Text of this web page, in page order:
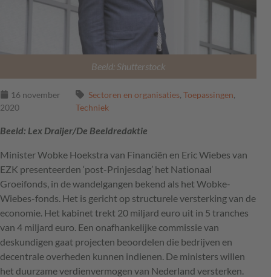
Beeld: Shutterstock
16 november
2020
Sectoren en organisaties,Toepassingen,
Techniek
Beeld: Lex Draijer/De Beeldredaktie
Minister Wobke Hoekstra van Financiën en Eric Wiebes van
EZK presenteerden ‘post-Prinjesdag’ het Nationaal
Groeifonds, in de wandelgangen bekend als het Wobke-
Wiebes-fonds. Het is gericht op structurele versterking van de
economie. Het kabinet trekt 20 miljard euro uit in 5 tranches
van 4 miljard euro. Een onafhankelijke commissie van
deskundigen gaat projecten beoordelen die bedrijven en
decentrale overheden kunnen indienen. De ministers willen
het duurzame verdienvermogen van Nederland versterken.